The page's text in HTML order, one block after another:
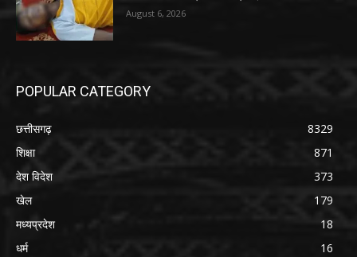
August 6, 2026
POPULAR CATEGORY
छत्तीसगढ़
8329
शिक्षा
871
देश विदेश
373
खेल
179
मध्यप्रदेश
18
धर्म
16